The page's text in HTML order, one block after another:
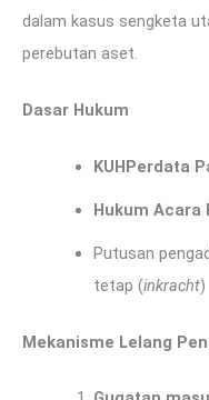
dalam kasus sengketa
perebutan aset.
Dasar Hukum
KUHPerdata
Hukum Acara
Putusan
tetap (inkracht)
Mekanisme Lelang